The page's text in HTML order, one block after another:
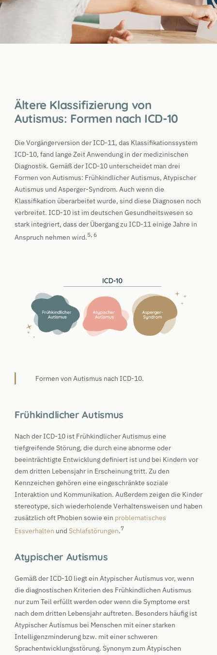
Ältere Klassifizierung von
Autismus: Formen nach ICD-10
Die Vorgängerversion der ICD-11, das Klassifikationssystem
ICD-10, fand lange Zeit Anwendung in der medizinischen
Diagnostik. Gemäß der ICD-10 unterscheidet man drei
Formen von Autismus: Frühkindlicher Autismus, Atypischer
Autismus und Asperger-Syndrom. Auch wenn die
Klassifikation überarbeitet wurde, sind diese Diagnosen noch
verbreitet. ICD-10 ist im deutschen Gesundheitswesen so
stark integriert, dass der Übergang zu ICD-11 einige Jahre in
Anspruch nehmen wird.5, 6
Formen von Autismus nach ICD-10.
Frühkindlicher Autismus
Nach der ICD-10 ist Frühkindlicher Autismus eine
tiefgreifende Störung, die durch eine abnorme oder
beeinträchtigte Entwicklung definiert ist und bei Kindern vor
dem dritten Lebensjahr in Erscheinung tritt. Zu den
Kennzeichen gehören eine eingeschränkte soziale
Interaktion und Kommunikation. Außerdem zeigen die Kinder
stereotype, sich wiederholende Verhaltensweisen und haben
zusätzlich oft Phobien sowie ein problematisches
Essverhalten und Schlafstörungen.7
Atypischer Autismus
Gemäß der ICD-10 liegt ein Atypischer Autismus vor, wenn
die diagnostischen Kriterien des Frühkindlichen Autismus
nur zum Teil erfüllt werden oder wenn die Symptome erst
nach dem dritten Lebensjahr auftreten. Besonders häufig ist
Atypischer Autismus bei Menschen mit einer starken
Intelligenzminderung bzw. mit einer schweren
Sprachentwicklungsstörung. Synonym zum Atypischen